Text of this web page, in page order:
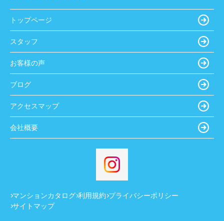
トップページ
スタッフ
お客様の声
ブログ
アクセスマップ
会社概要
マンションカタログ 利用規約 プライバシーポリシー
サイトマップ